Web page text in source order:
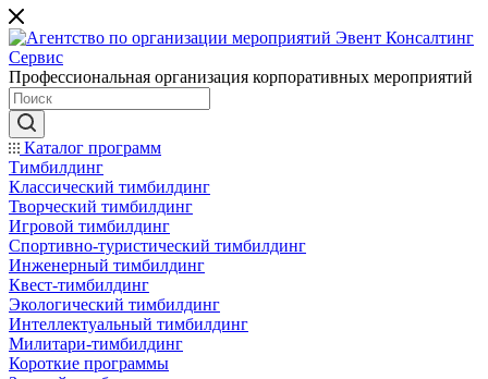
Профессиональная организация корпоративных мероприятий
Каталог программ
Тимбилдинг
Классический тимбилдинг
Творческий тимбилдинг
Игровой тимбилдинг
Спортивно-туристический тимбилдинг
Инженерный тимбилдинг
Квест-тимбилдинг
Экологический тимбилдинг
Интеллектуальный тимбилдинг
Милитари-тимбилдинг
Короткие программы